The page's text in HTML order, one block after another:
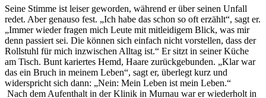
Seine Stimme ist leiser geworden, während er über seinen Unfall
redet. Aber genauso fest. „Ich habe das schon so oft erzählt“, sagt er.
„Immer wieder fragen mich Leute mit mitleidigem Blick, was mir
denn passiert sei. Die können sich einfach nicht vorstellen, dass der
Rollstuhl für mich inzwischen Alltag ist.“ Er sitzt in seiner Küche
am Tisch. Bunt kariertes Hemd, Haare zurückgebunden. „Klar war
das ein Bruch in meinem Leben“, sagt er, überlegt kurz und
widerspricht sich dann: „Nein: Mein Leben ist mein Leben.“
Nach dem Aufenthalt in der Klinik in Murnau war er wiederholt in